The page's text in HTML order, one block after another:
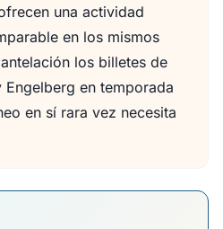
una actividad
en los mismos
los billetes de
en temporada
en sí rara vez necesita